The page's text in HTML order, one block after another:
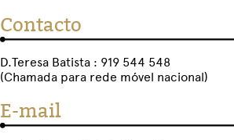
Contacto
D.Teresa Batista : 919 544 548
(Chamada para rede móvel nacional)
E-mail